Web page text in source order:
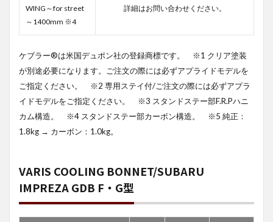
WING～for street
～1400mm ※4
詳細はお問い合わせください。
ケブラー®は米国デュポン社の登録商標です。 ※1 クリア塗装
が別途必要になります。ご注文の際には必ずアプライドモデルを
ご指定ください。 ※2 専用ステイ付/ご注文の際には必ずアプラ
イドモデルをご指定ください。 ※3 スタンドステー部F.R.Pハニ
カム構造。 ※4 スタンドステー部カーボン構造。 ※5 純正：
1.8kg → カーボン：1.0kg。
VARIS COOLING BONNET/SUBARU
IMPREZA GDB F・G型